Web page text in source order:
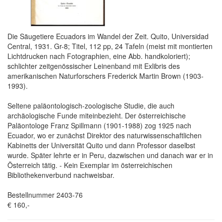
Die Säugetiere Ecuadors im Wandel der Zeit. Quito, Universidad
Central, 1931. Gr-8; Titel, 112 pp, 24 Tafeln (meist mit montierten
Lichtdrucken nach Fotographien, eine Abb. handkoloriert);
schlichter zeitgenössischer Leinenband mit Exlibris des
amerikanischen Naturforschers Frederick Martin Brown (1903-
1993).
Seltene paläontologisch-zoologische Studie, die auch
archäologische Funde miteinbezieht. Der österreichische
Paläontologe Franz Spillmann (1901-1988) zog 1925 nach
Ecuador, wo er zunächst Direktor des naturwissenschaftlichen
Kabinetts der Universität Quito und dann Professor daselbst
wurde. Später lehrte er in Peru, dazwischen und danach war er in
Österreich tätig. - Kein Exemplar im österreichischen
Bibliothekenverbund nachweisbar.
Bestellnummer 2403-76
€ 160,-